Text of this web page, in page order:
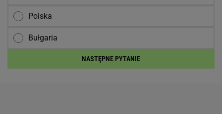
Polska
Bułgaria
NASTĘPNE PYTANIE